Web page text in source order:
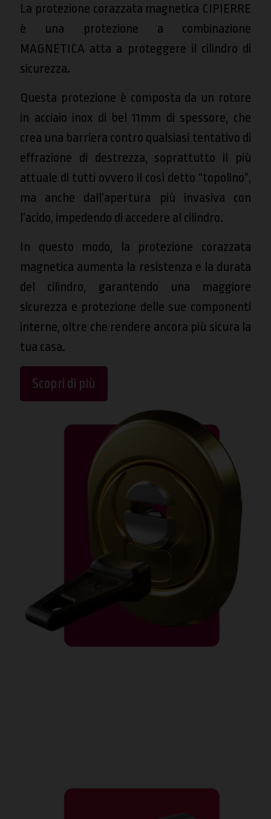
La protezione corazzata magnetica CIPIERRE
è una protezione a combinazione
MAGNETICA atta a proteggere il cilindro di
sicurezza.
Questa protezione è composta da un rotore
in acciaio inox di bel 11mm di spessore, che
crea una barriera contro qualsiasi tentativo di
effrazione di destrezza, soprattutto il più
attuale di tutti ovvero il così detto “topolino”,
ma anche dall’apertura più invasiva con
l’acido, impedendo di accedere al cilindro.
In questo modo, la protezione corazzata
magnetica aumenta la resistenza e la durata
del cilindro, garantendo una maggiore
sicurezza e protezione delle sue componenti
interne, oltre che rendere ancora più sicura la
tua casa.
Scopri di più